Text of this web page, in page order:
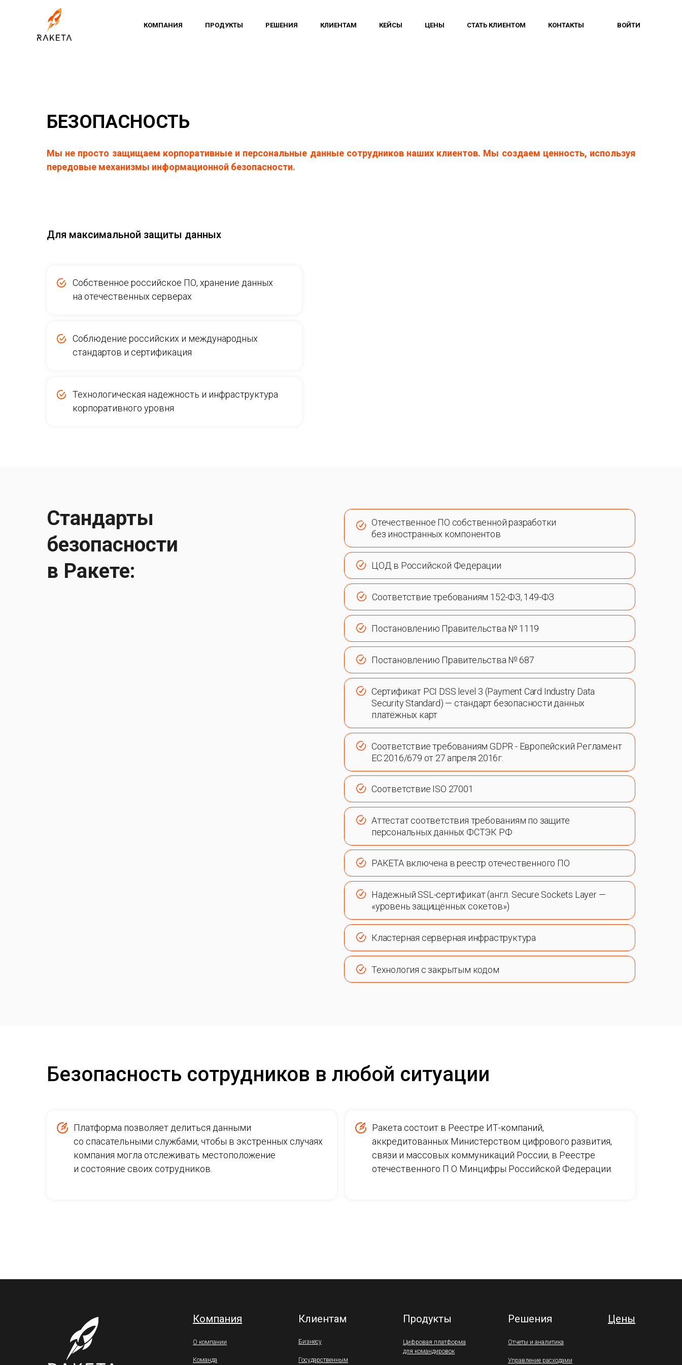
КОМПАНИЯ ПРОДУКТЫ РЕШЕНИЯ КЛИЕНТАМ КЕЙСЫ ЦЕНЫ СТАТЬ КЛИЕНТОМ КОНТАКТЫ ВОЙТИ
БЕЗОПАСНОСТЬ
Мы не просто защищаем корпоративные и персональные данные сотрудников наших клиентов. Мы создаем ценность, используя
передовые механизмы информационной безопасности.
УЗНАТЬ БОЛЬШЕ
Для максимальной защиты данных
Собственное российское ПО, хранение данных
на отечественных серверах
Технологическая надежность и инфраструктура
корпоративного уровня
Соблюдение российских и международных
стандартов и сертификация
Отечественное ПО собственной разработки
без иностранных компонентов
Стандарты
безопасности
в Ракете:
ЦОД в Российской Федерации
Соответствие требованиям 152-ФЗ, 149-ФЗ
Постановлению Правительства № 1119
Постановлению Правительства № 687
Сертификат PCI DSS level 3 (Payment Card Industry Data
Security Standard) — стандарт безопасности данных
платёжных карт
Соответствие требованиям GDPR - Европейский Регламент
ЕС 2016/679 от 27 апреля 2016г.
Соответствие ISO 27001
Аттестат соответствия требованиям по защите
персональных данных ФСТЭК РФ
Кластерная серверная инфраструктура
Надежный SSL-сертификат (англ. Secure Sockets Layer —
«уровень защищённых сокетов»)
РАКЕТА включена в реестр отечественного ПО
Технология с закрытым кодом
Безопасность сотрудников в любой ситуации
Платформа позволяет делиться данными
со спасательными службами, чтобы в экстренных случаях
компания могла отслеживать местоположение
и состояние своих сотрудников.
Ракета состоит в Реестре ИТ-компаний,
аккредитованных Министерством цифрового развития,
связи и массовых коммуникаций России, в Реестре
отечественного П О Минцифры Российской Федерации.
Бизнесу
Государственным
О компании
Команда
Компания
Цифровая платформа
для командировок
Продукты Решения
Управление расходами
Отчеты и аналитика
Клиентам Цены